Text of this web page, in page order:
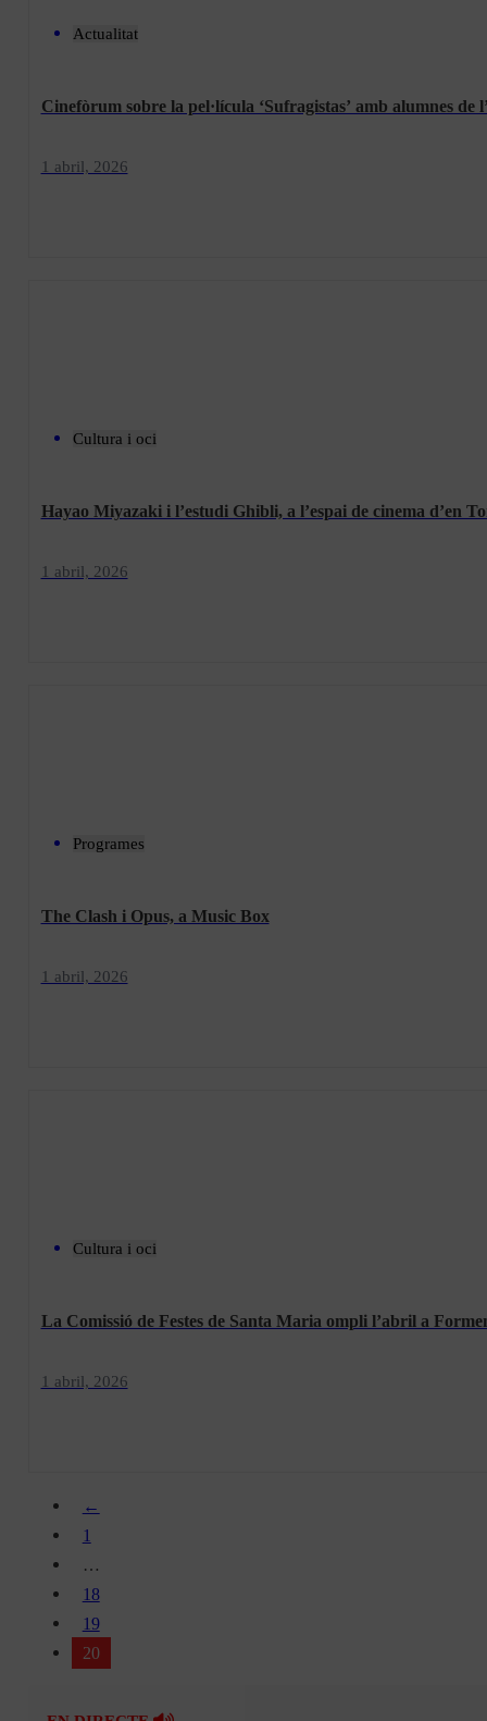
Actualitat
Cinefòrum sobre la pel·lícula ‘Sufragistas’ amb alumnes
1 abril, 2026
Cultura i oci
Hayao Miyazaki i l’estudi Ghibli, a l’espai de cinema d’en
1 abril, 2026
Programes
The Clash i Opus, a Music Box
1 abril, 2026
Cultura i oci
La Comissió de Festes de Santa Maria ompli l’abril a
1 abril, 2026
←
1
…
18
19
20